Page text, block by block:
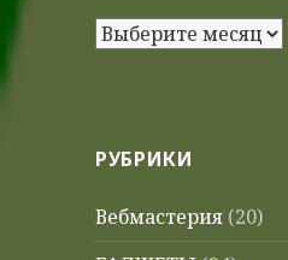
Архивы
РУБРИКИ
Вебмастерия (20)